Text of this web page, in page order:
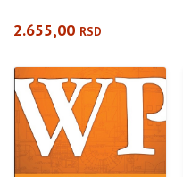
2.655,00 RSD